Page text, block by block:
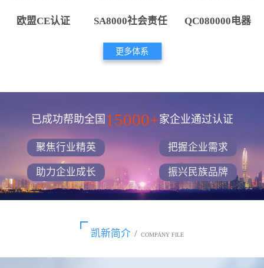
欧盟CE认证 SA8000社会责任 QC080000电器
更多体系
已成功帮助全国 15000+家企业通过认证
聚焦行业精英 把握企业需求
助力企业成长 振兴民族品牌
凯新简介 / COMPANY FILE